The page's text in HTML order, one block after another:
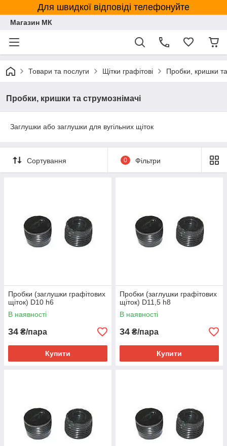
Для швидкої відповіді телефонуйте
Магазин МК
Товари та послуги Щітки графітові Пробки, кришки
Пробки, кришки та струмознімачі
Заглушки або заглушки для вугільних щіток
Сортування 0 Фільтри
Пробки (заглушки графітових
щіток) D10 h6
В наявності
34 ₴/пара
Купити
Пробки (заглушки графітових
щіток) D11,5 h8
В наявності
34 ₴/пара
Купити